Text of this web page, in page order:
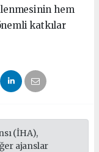
hem
katkılar
(İHA),
ajanslar